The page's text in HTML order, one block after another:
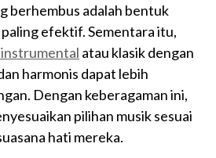
berhembus adalah bentuk
efektif. Sementara itu,
atau klasik dengan
harmonis dapat lebih
Dengan keberagaman ini,
pilihan musik sesuai
hati mereka.